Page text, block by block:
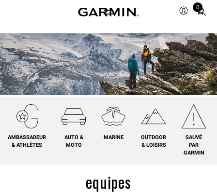
0
Total
in
cart:
0
AMBASSADEUR
& ATHLÈTES
AUTO &
MOTO
MARINE
OUTDOOR
& LOISIRS
SAUVÉ
PAR
GARMIN
equipes